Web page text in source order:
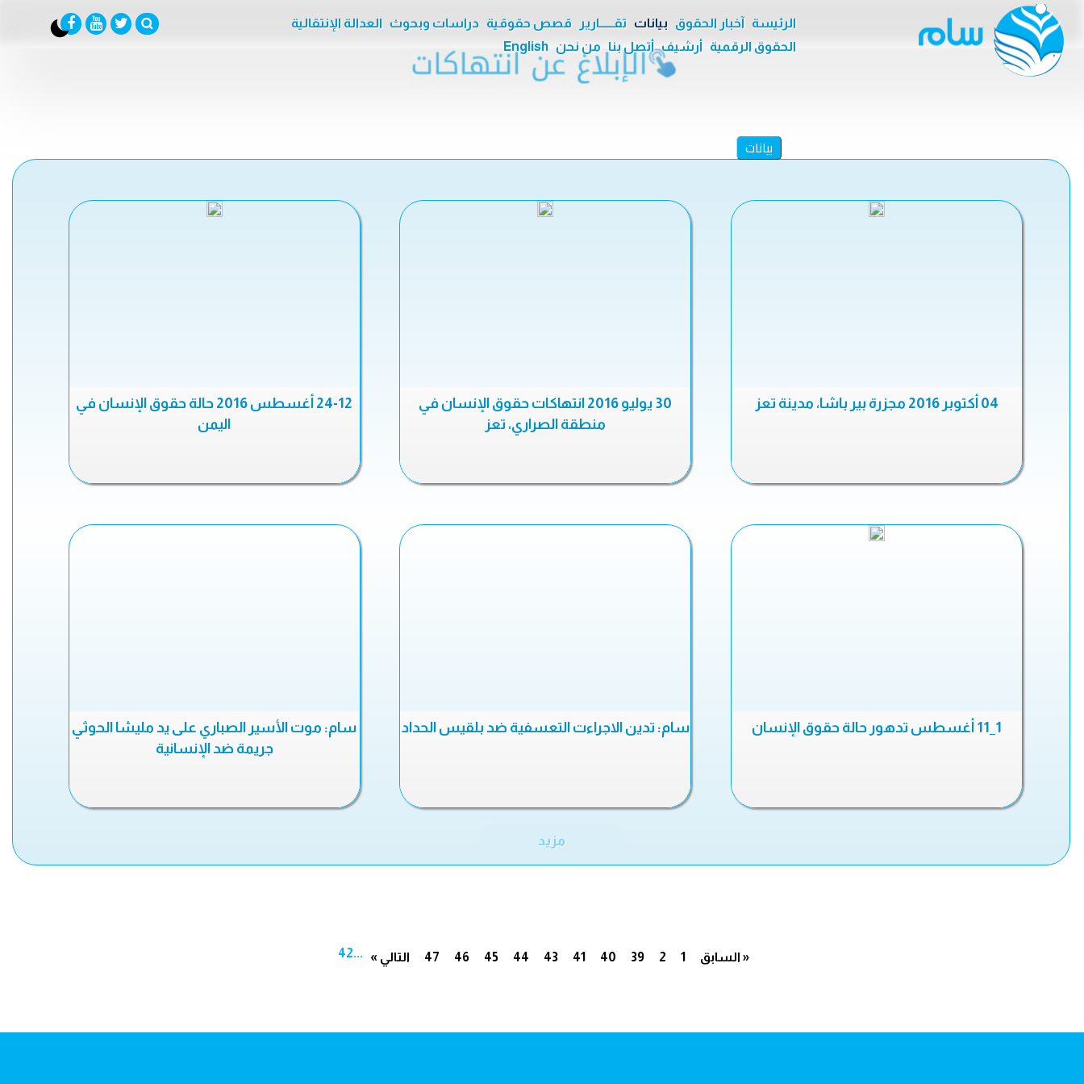
الرئيسة آخبار الحقوق بيانات تقــــــارير قصص حقوقية دراسات وبحوث
العدالة الإنتقالية
الحقوق الرقمية
أرشيف أتصل بنا من نحن English
بيانات
04 أكتوبر 2016 مجزرة بير باشا، مدينة تعز
30 يوليو 2016 انتهاكات حقوق الإنسان في
منطقة الصراري، تعز
24-12 أغسطس 2016 حالة حقوق الإنسان في
اليمن
1_11 أغسطس تدهور حالة حقوق الإنسان سام: تدين الاجراءت التعسفية ضد بلقيس الحداد
سام: موت الأسير الصباري على يد مليشا الحوثي
جريمة ضد الإنسانية
مزيد
« السابق 1
2
... 39
40
41
42 43
44
45
46
47 التالي »